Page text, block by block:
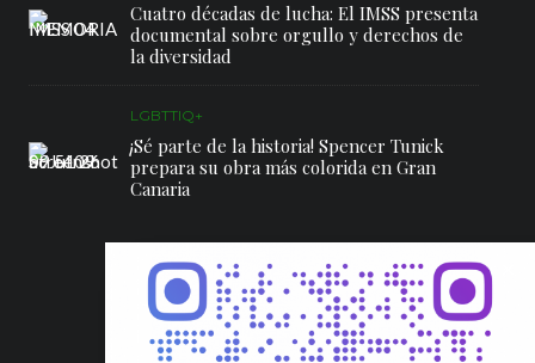
Cuatro décadas de lucha: El IMSS presenta
documental sobre orgullo y derechos de
la diversidad
LGBTTIQ+
¡Sé parte de la historia! Spencer Tunick
prepara su obra más colorida en Gran
Canaria